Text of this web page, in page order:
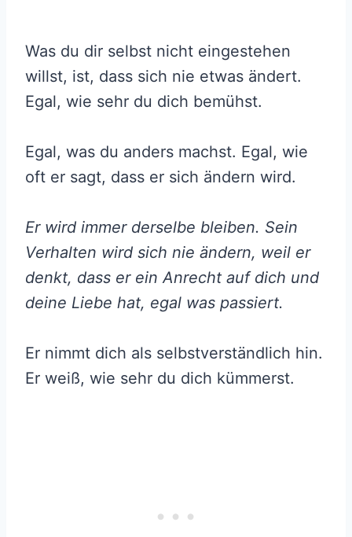
Was du dir selbst nicht eingestehen
willst, ist, dass sich nie etwas ändert.
Egal, wie sehr du dich bemühst.
Egal, was du anders machst. Egal, wie
oft er sagt, dass er sich ändern wird.
Er wird immer derselbe bleiben. Sein
Verhalten wird sich nie ändern, weil er
denkt, dass er ein Anrecht auf dich und
deine Liebe hat, egal was passiert.
Er nimmt dich als selbstverständlich hin.
Er weiß, wie sehr du dich kümmerst.